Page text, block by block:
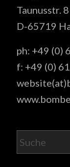
Taunusstr.
D-65719
ph: +49 (0)
f: +49 (0)